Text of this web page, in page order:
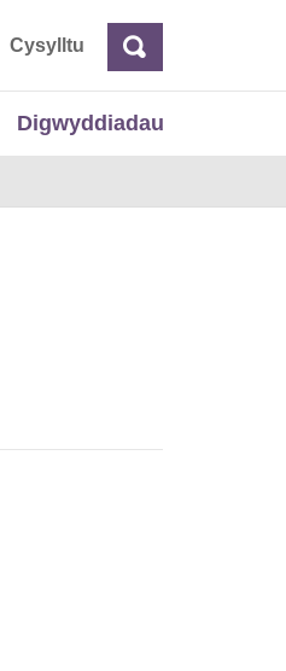
CysylltuChwilio
Digwyddiadau